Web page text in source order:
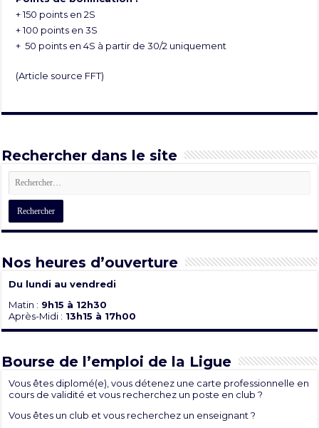
+ 150 points en 2S
+ 100 points en 3S
+ 50 points en 4S à partir de 30/2 uniquement
(Article source FFT)
Rechercher dans le site
Nos heures d’ouverture
Du lundi au vendredi
Matin : 9h15 à 12h30
Après-Midi : 13h15 à 17h00
Bourse de l’emploi de la Ligue
Vous êtes diplomé(e), vous détenez une carte professionnelle en
cours de validité et vous recherchez un poste en club ?
Vous êtes un club et vous recherchez un enseignant ?